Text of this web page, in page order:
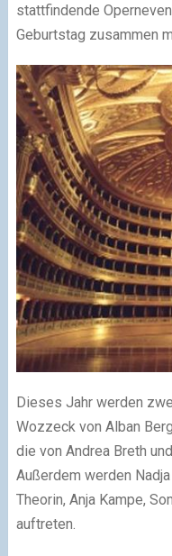
stattfindende
Geburtstag zusammen
Dieses Jahr werden
Wozzeck von Alban
die von Andrea Breth
Außerdem werden
Theorin, Anja Kampe,
auftreten.